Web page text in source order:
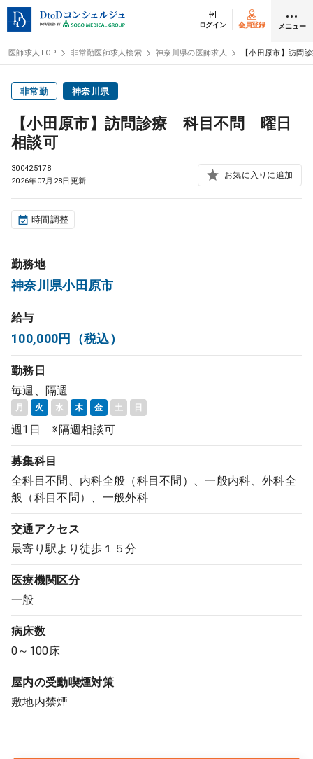
ログイン 会員登録 メニュー
医師求人
常勤検索 転職
非常勤検索
DtoDの転職・アルバイト支援
コンサルタント
成功事例
転職ノウハウ
0120-337-613
クリニック開業
DtoDとは
お問合せ
採用をお考えの医療機関の方
医師求人TOP 非常勤医師求人検索 神奈川県の医師求人 【小田原市】訪
非常勤 神奈川県
【小田原市】訪問診療 科目不問 曜日
相談可
300425178
2026年07月28日更新
お気に入りに追加
時間調整
勤務地
神奈川県小田原市
給与
100,000円（税込）
勤務日
毎週、隔週
月 火 水 木 金 土 日
週1日 ※隔週相談可
募集科目
全科目不問、内科全般（科目不問）、一般内科、外科全
般（科目不問）、一般外科
交通アクセス
最寄り駅より徒歩１５分
医療機関区分
一般
病床数
0～100床
屋内の受動喫煙対策
敷地内禁煙